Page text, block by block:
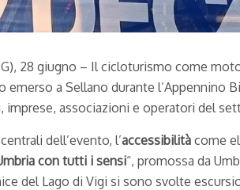
28 giugno – Il cicloturismo come
emerso a Sellano durante l’Appennino
imprese, associazioni e operatori del
dell’evento, l’accessibilità come
con tutti i sensi“, promossa da
del Lago di Vigi si sono svolte